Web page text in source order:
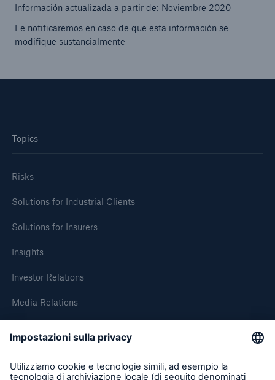
Información actualizada a partir de: Noviembre 2020
Le notificaremos en caso de que esta información se
modifique sustancialmente
Topics
Risks
Solutions for Industrial Clients
Solutions for Insurers
Insights
Investor Relations
Media Relations
About Munich Re